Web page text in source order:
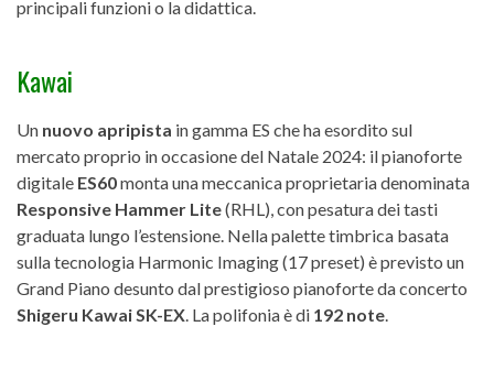
principali funzioni o la didattica.
Kawai
Un nuovo apripista in gamma ES che ha esordito sul
mercato proprio in occasione del Natale 2024: il pianoforte
digitale ES60monta una meccanica proprietaria denominata
Responsive Hammer Lite(RHL), con pesatura dei tasti
graduata lungo l’estensione. Nella palette timbrica basata
sulla tecnologia Harmonic Imaging (17 preset) è previsto un
Grand Piano desunto dal prestigioso pianoforte da concerto
Shigeru Kawai SK-EX. La polifonia è di 192 note.